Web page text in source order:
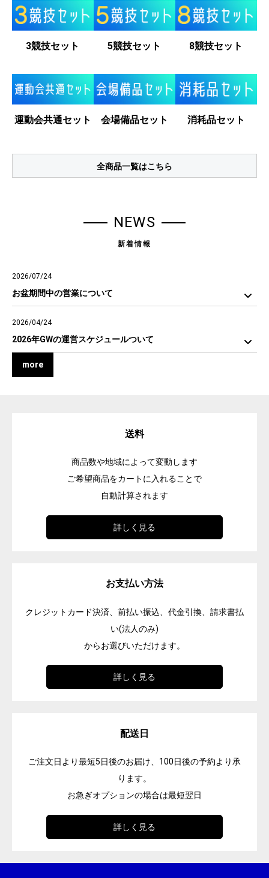
3競技セット 5競技セット 8競技セット
運動会共通セット 会場備品セット 消耗品セット
全商品一覧はこちら
NEWS
新着情報
2026/07/24
お盆期間中の営業について
2026/04/24
2026年GWの運営スケジュールついて
more
送料
商品数や地域によって変動します
ご希望商品をカートに入れることで
自動計算されます
詳しく見る
お支払い方法
クレジットカード決済、前払い振込、代金引換、請求書払
い(法人のみ)
からお選びいただけます。
詳しく見る
配送日
ご注文日より最短5日後のお届け、100日後の予約より承
ります。
お急ぎオプションの場合は最短翌日
詳しく見る